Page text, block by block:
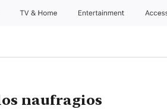
TV & Home Entertainment
naufragios